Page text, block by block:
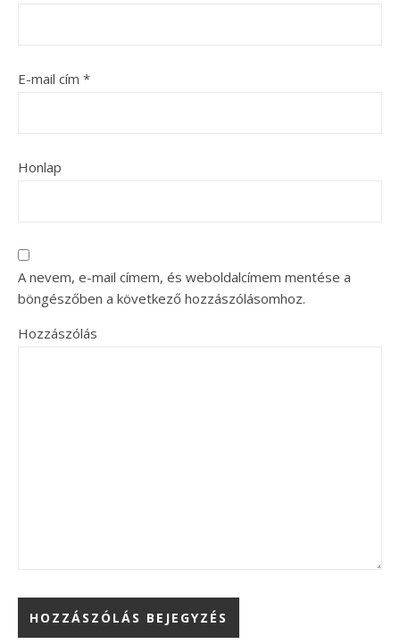
E-mail cím *
Honlap
A nevem, e-mail címem, és weboldalcímem mentése a
böngészőben a következő hozzászólásomhoz.
Hozzászólás